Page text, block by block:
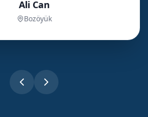
Ali Can
Bozöyük